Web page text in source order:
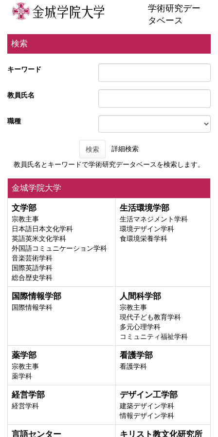
学術研究デー
タベース
検索
キーワード
教員氏名
職種
検索 詳細検索
教員氏名とキーワードで学術研究データベースを検索します。
金城学院大学
文学部
宗教主事
日本語日本文化学科
英語英米文化学科
外国語コミュニケーション学科
音楽芸術学科
国際英語学科
総合歴史学科
生活環境学部
生活マネジメント学科
環境デザイン学科
食環境栄養学科
国際情報学部
国際情報学科
人間科学部
宗教主事
現代子ども教育学科
多元心理学科
コミュニティ福祉学科
薬学部
宗教主事
薬学科
看護学部
看護学科
経営学部
経営学科
デザイン工学部
建築デザイン学科
情報デザイン学科
言語センター キリスト教文化研究所